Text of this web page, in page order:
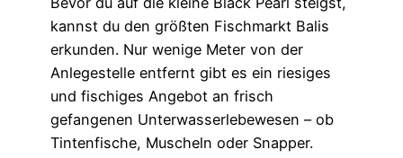
kannst du den größten Fischmarkt Balis
erkunden. Nur wenige Meter von der
Anlegestelle entfernt gibt es ein riesiges
und fischiges Angebot an frisch
gefangenen Unterwasserlebewesen – ob
Tintenfische, Muscheln oder Snapper.